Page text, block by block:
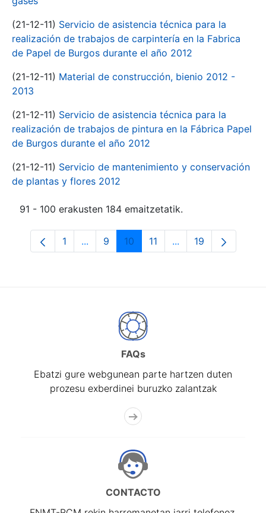
(21-12-11) Servicio de asistencia técnica para la
realización de trabajos de carpintería en la Fabrica
de Papel de Burgos durante el año 2012
(21-12-11) Material de construcción, bienio 2012 -
2013
(21-12-11) Servicio de asistencia técnica para la
realización de trabajos de pintura en la Fábrica Papel
de Burgos durante el año 2012
(21-12-11) Servicio de mantenimiento y conservación
de plantas y flores 2012
91 - 100 erakusten 184 emaitzetatik.
Orrialdea
1 ...Intermediate Pages Use TAB to
Orrialdea
9 Orrialdea
10 Orrialdea
11 ...Intermediate Pages
Orrialdea
19
FAQs
Ebatzi gure webgunean parte hartzen duten
prozesu exberdinei buruzko zalantzak
CONTACTO